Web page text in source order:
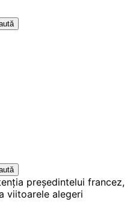
președintelui francez,
viitoarele alegeri